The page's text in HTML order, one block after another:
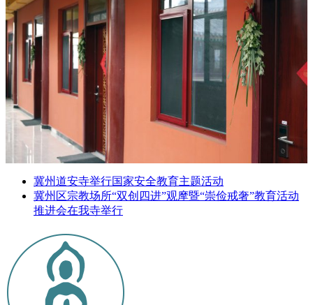
冀州道安寺举行国家安全教育主题活动
冀州区宗教场所“双创四进”观摩暨“崇俭戒奢”教育活动
推进会在我寺举行